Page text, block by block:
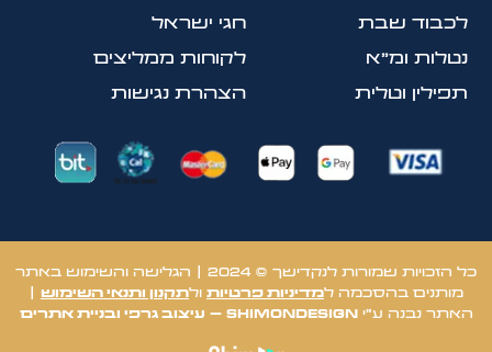
לכבוד שבת
נטלות ומ״א
תפילין וטלית
חגי ישראל
לקוחות ממליצים
הצהרת נגישות
כל הזכויות שמורות לנקדישך © 2024 | הגלישה והשימוש באתר
מותנים בהסכמה למדיניות פרטיות ולתקנון ותנאי השימוש
האתר נבנה ע״יShimonDesign
– עיצוב גרפי ובניית אתרים